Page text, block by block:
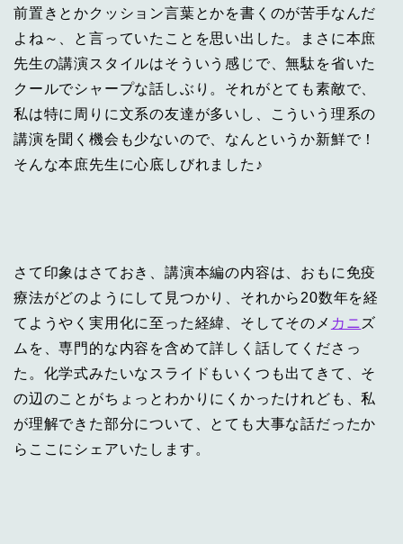
前置きとかクッション言葉とかを書くのが苦手なんだ
よね～、と言っていたことを思い出した。まさに本庶
先生の講演スタイルはそういう感じで、無駄を省いた
クールでシャープな話しぶり。それがとても素敵で、
私は特に周りに文系の友達が多いし、こういう理系の
講演を聞く機会も少ないので、なんというか新鮮で！
そんな本庶先生に心底しびれました♪
さて印象はさておき、講演本編の内容は、おもに免疫
療法がどのようにして見つかり、それから20数年を経
てようやく実用化に至った経緯、そしてそのメ カニ ズ
ムを、専門的な内容を含めて詳しく話してくださっ
た。化学式みたいなスライドもいくつも出てきて、そ
の辺のことがちょっとわかりにくかったけれども、私
が理解できた部分について、とても大事な話だったか
らここにシェアいたします。